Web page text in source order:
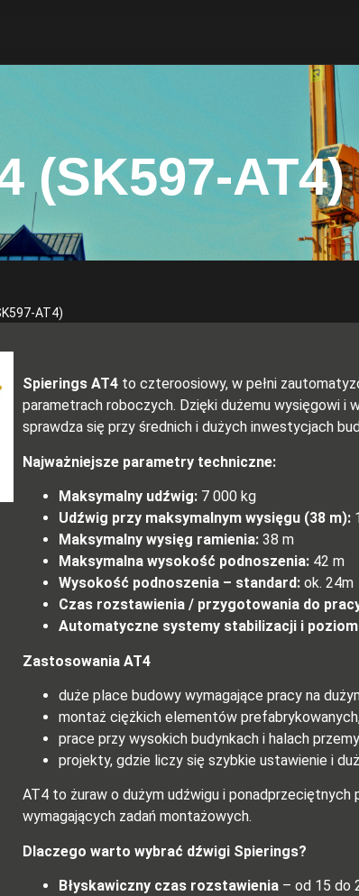
(SK597-AT4)
AT4)
Spierings AT4 to czteroosiowy, w pełni
parametrach roboczych. Dzięki dużemu wysięgowi i
sprawdza się przy średnich i dużych inwestycjach
Najważniejsze parametry techniczne:
Maksymalny udźwig: 7 000 kg
Udźwig przy maksymalnym wysięgu (38 m):
Maksymalny wysięg ramienia: 38 m
Maksymalna wysokość podnoszenia: 42 m
Wysokość podnoszenia – standard: ok. 24m
Czas rozstawienia / przygotowania do
Automatyczne systemy stabilizacji i
Zastosowania AT4
duże place budowy wymagające pracy na
montaż ciężkich elementów
prace przy wysokich budynkach i halach
projekty, gdzie liczy się szybkie ustawienie i
AT4 to żuraw o dużym udźwigu i ponadprzeciętnych
wymagających zadań montażowych.
Dlaczego warto wybrać dźwigi Spierings?
Błyskawiczny czas rozstawienia – od 15 do